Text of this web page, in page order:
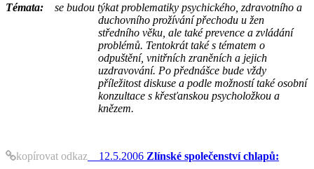
Témata:
se budou týkat problematiky psychického, zdravotního a
duchovního prožívání přechodu u žen
středního věku, ale také prevence a zvládání
problémů. Tentokrát také s tématem o
odpuštění, vnitřních zraněních a jejich
uzdravování. Po přednášce bude vždy
příležitost diskuse a podle možností také osobní
konzultace s křesťanskou psycholožkou a
knězem.
kopírovat odkaz 12.5.2006 Zlínské společenství chlapů: